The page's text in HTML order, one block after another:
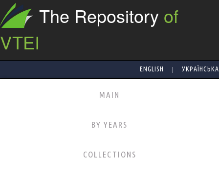
The Repository of
VTEI
ENGLISH | УКРАЇНСЬКА
MAIN
BY YEARS
COLLECTIONS